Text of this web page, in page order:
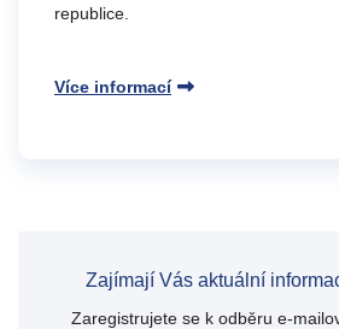
republice.
Více informací
Zajímají Vás aktuální
Zaregistrujete se k odběru e-